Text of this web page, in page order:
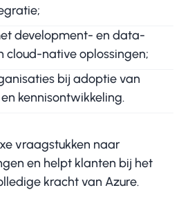
development- en data-
cloud-native oplossingen;
bij adoptie van
kennisontwikkeling.
vraagstukken naar
en helpt klanten bij het
kracht van Azure.